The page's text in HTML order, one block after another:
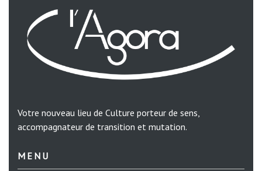
Votre nouveau lieu de Culture porteur de sens,
accompagnateur de transition et mutation.
MENU